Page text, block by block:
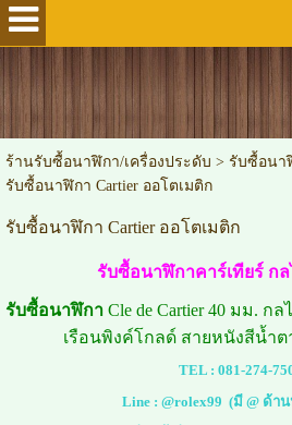
ร้านรับซื้อนาฬิกา/เครื่องประดับ > รับซื้อนา
รับซื้อนาฬิกา Cartier ออโตเมติก
รับซื้อนาฬิกา Cartier ออโตเมติก
รับซื้อนาฬิกาคาร์เทียร์ ก
รับซื้อนาฬิกา Cle de Cartier 40 มม. ก
เรือนพิงค์โกลด์ สายหนังสีน้ำ
TEL : 081-274-
Line :@rolex99 (มี @ ด้า